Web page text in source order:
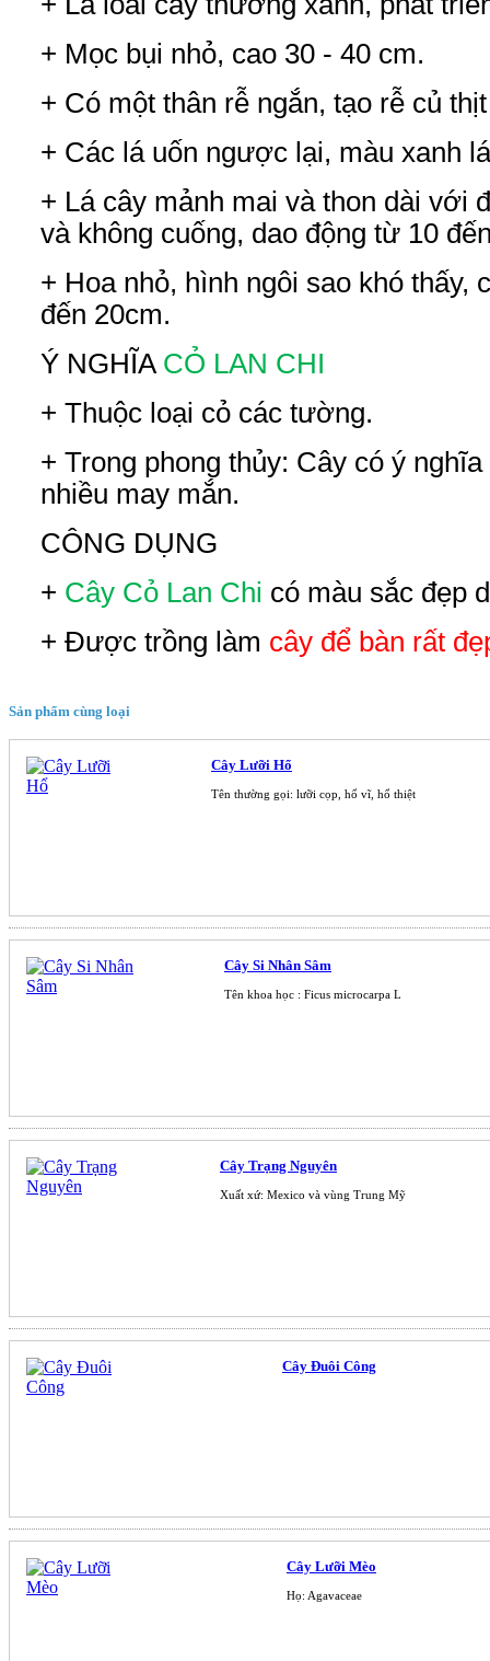
+ Mọc bụi nhỏ, cao 30 - 40 cm.
+ Có một thân rễ ngắn, tạo rễ củ
+ Các lá uốn ngược lại, màu xanh
+ Lá cây mảnh mai và thon dài với
và không cuống, dao động từ 10
+ Hoa nhỏ, hình ngôi sao khó thấy,
đến 20cm.
Ý NGHĨA CỎ LAN CHI
+ Thuộc loại cỏ các tường.
+ Trong phong thủy: Cây có ý
nhiều may mắn.
CÔNG DỤNG
+ Cây Cỏ Lan Chi có màu sắc đẹp
+ Được trồng làm cây để bàn rất
Sản phẩm cùng loại
Cây Lưỡi Hổ
Tên thường gọi: lưỡi cọp, hổ vĩ, hổ thiệt
Cây Si Nhân Sâm
Tên khoa học : Ficus microcarpa L
Cây Trạng Nguyên
Xuất xứ: Mexico và vùng Trung Mỹ
Cây Đuôi Công
Cây Lưỡi Mèo
Họ: Agavaceae